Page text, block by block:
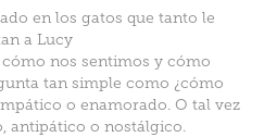
en los gatos que tanto le
a Lucy
nos sentimos y cómo
tan simple como ¿cómo
o enamorado. O tal vez
antipático o nostálgico.